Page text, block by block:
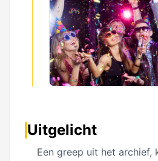
Uitgelicht
Een greep uit het